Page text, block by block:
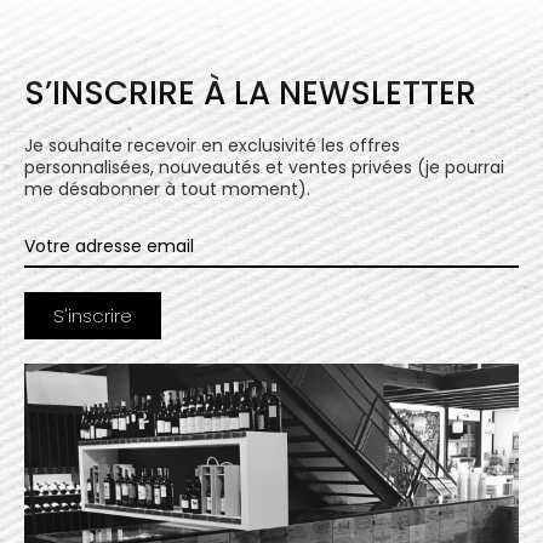
S’INSCRIRE À LA NEWSLETTER
Je souhaite recevoir en exclusivité les offres
personnalisées, nouveautés et ventes privées (je pourrai
me désabonner à tout moment).